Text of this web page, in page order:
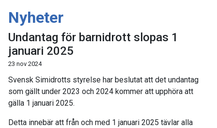
Nyheter
Undantag för barnidrott slopas 1
januari 2025
23 nov 2024
Svensk Simidrotts styrelse har beslutat att det undantag
som gällt under 2023 och 2024 kommer att upphöra att
gälla 1 januari 2025.
Detta innebär att från och med 1 januari 2025 tävlar alla